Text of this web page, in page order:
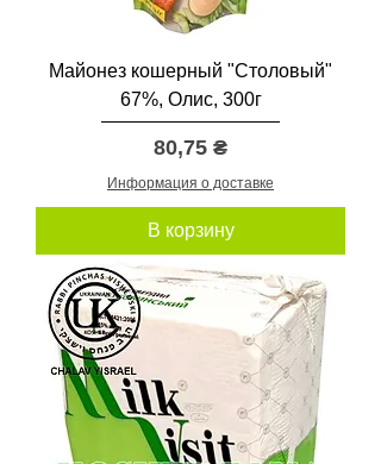
Майонез кошерный "Столовый"
67%, Олис, 300г
Цена
80,75 ₴
Информация о доставке
В корзину